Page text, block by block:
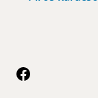
Facebook